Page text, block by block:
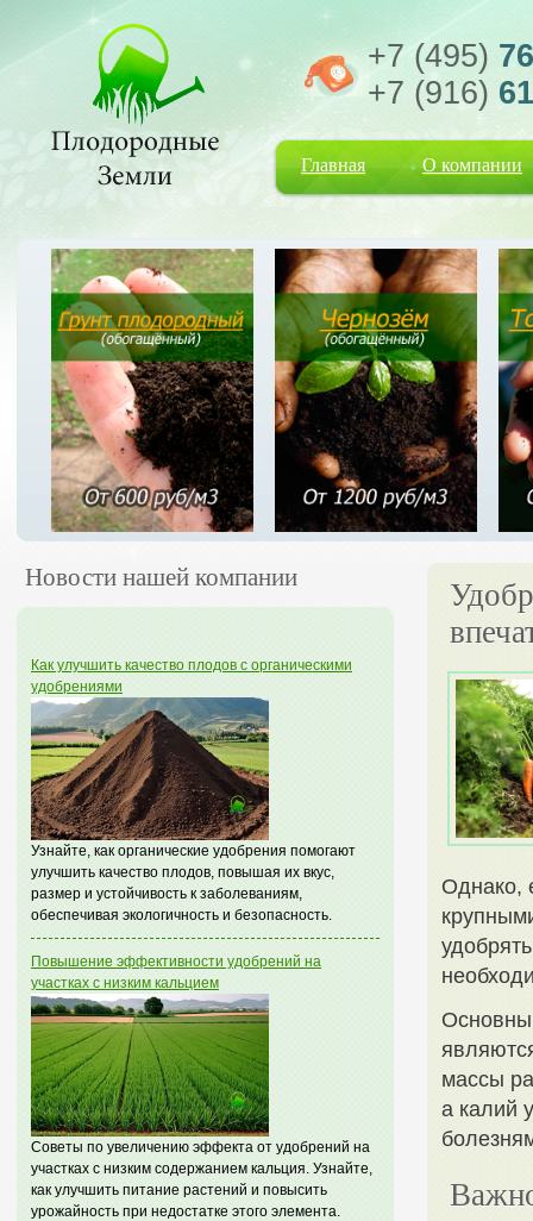
+7 (495)
+7 (916)
Главная О компании
Новости нашей компании
Как улучшить качество плодов с органическими
удобрениями
Узнайте, как органические удобрения помогают
улучшить качество плодов, повышая их вкус,
размер и устойчивость к заболеваниям,
обеспечивая экологичность и безопасность.
Повышение эффективности удобрений на
участках с низким кальцием
Советы по увеличению эффекта от удобрений на
участках с низким содержанием кальция. Узнайте,
как улучшить питание растений и повысить
урожайность при недостатке этого элемента.
Однако,
массы
а калий